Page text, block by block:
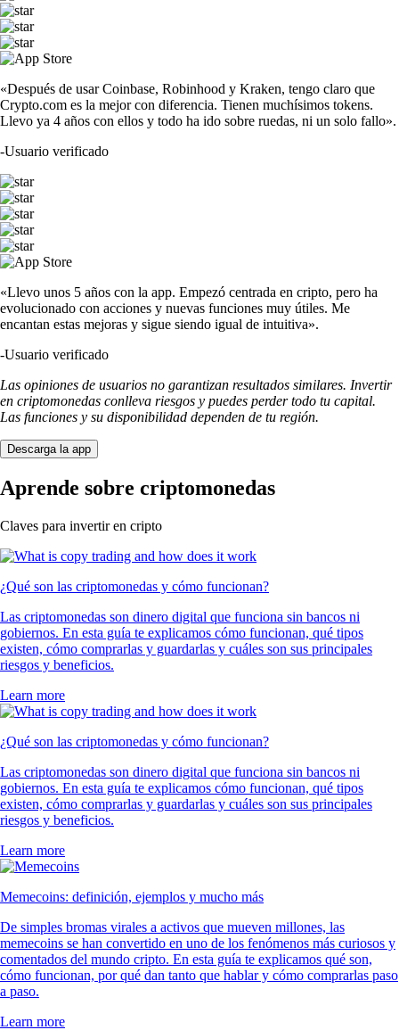
«Después de usar Coinbase, Robinhood y Kraken, tengo claro que
Crypto.com es la mejor con diferencia. Tienen muchísimos tokens.
Llevo ya 4 años con ellos y todo ha ido sobre ruedas, ni un solo fallo».
-Usuario verificado
«Llevo unos 5 años con la app. Empezó centrada en cripto, pero ha
evolucionado con acciones y nuevas funciones muy útiles. Me
encantan estas mejoras y sigue siendo igual de intuitiva».
-Usuario verificado
Las opiniones de usuarios no garantizan resultados similares. Invertir
en criptomonedas conlleva riesgos y puedes perder todo tu capital.
Las funciones y su disponibilidad dependen de tu región.
Descarga la app
Aprende sobre criptomonedas
Claves para invertir en cripto
¿Qué son las criptomonedas y cómo funcionan?
Las criptomonedas son dinero digital que funciona sin bancos ni
gobiernos. En esta guía te explicamos cómo funcionan, qué tipos
existen, cómo comprarlas y guardarlas y cuáles son sus principales
riesgos y beneficios.
Learn more
¿Qué son las criptomonedas y cómo funcionan?
Las criptomonedas son dinero digital que funciona sin bancos ni
gobiernos. En esta guía te explicamos cómo funcionan, qué tipos
existen, cómo comprarlas y guardarlas y cuáles son sus principales
riesgos y beneficios.
Learn more
Memecoins: definición, ejemplos y mucho más
De simples bromas virales a activos que mueven millones, las
memecoins se han convertido en uno de los fenómenos más curiosos y
comentados del mundo cripto. En esta guía te explicamos qué son,
cómo funcionan, por qué dan tanto que hablar y cómo comprarlas paso
a paso.
Learn more